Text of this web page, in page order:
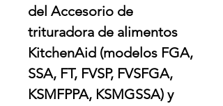
del Accesorio de
trituradora de alimentos
KitchenAid (modelos FGA,
SSA, FT, FVSP, FVSFGA,
KSMFPPA, KSMGSSA) y